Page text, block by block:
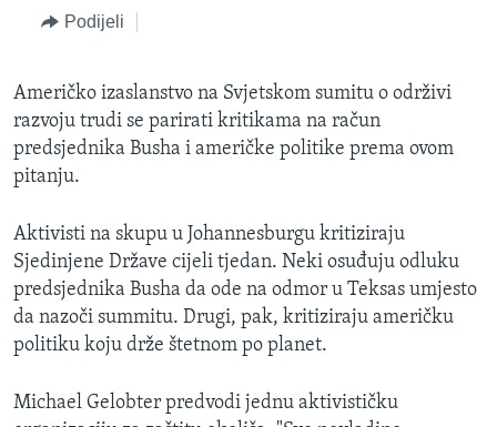
SJEDINJENE AMERIČKE DRŽAVE
SVIJET
NAUKA I TEHNOLOGIJA
KORUPCIJA
SLOBODA MEDIJA
ŽENSKA STRANA
IZBJEGLIČKA STRANA
MAGAZIN
O GLASU AMERIKE
Learning English
PRATITE NAS
Podijeli
Američko izaslanstvo na Svjetskom sumitu o održivi
razvoju trudi se parirati kritikama na račun
predsjednika Busha i američke politike prema ovom
pitanju.
Aktivisti na skupu u Johannesburgu kritiziraju
Sjedinjene Države cijeli tjedan. Neki osuđuju odluku
predsjednika Busha da ode na odmor u Teksas umjesto
da nazoči summitu. Drugi, pak, kritiziraju američku
politiku koju drže štetnom po planet.
Michael Gelobter predvodi jednu aktivističku